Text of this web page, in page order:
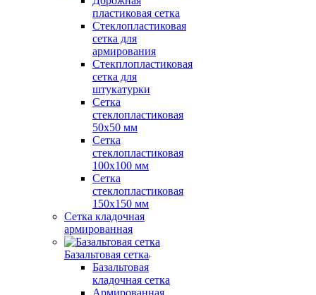
пластиковая сетка
Стеклопластиковая
сетка для
армирования
Стекплопластиковая
сетка для
штукатурки
Сетка
стеклопластиковая
50x50 мм
Сетка
стеклопластиковая
100x100 мм
Сетка
стеклопластиковая
150x150 мм
Сетка кладочная
армированная
Базальтовая сетка
Базальтовая
кладочная сетка
Армированная